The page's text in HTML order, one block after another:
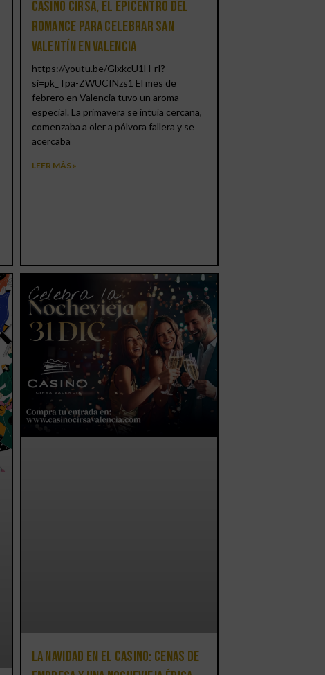
Casino CIRSA, el epicentro del
romance para celebrar San
Valentín en Valencia
https://youtu.be/GlxkcU1H-rI?
si=pk_Tpa-ZWUCfNzs1 El mes de
febrero en Valencia tuvo un aroma
especial. La primavera se intuía cercana,
comenzaba a oler a pólvora fallera y se
acercaba
LEER MÁS »
La Navidad en el Casino: cenas de